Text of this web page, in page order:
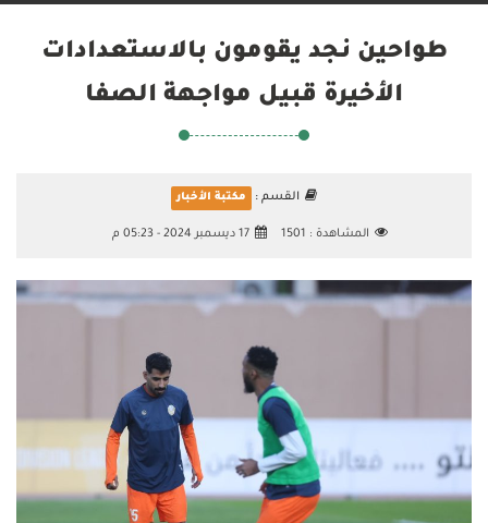
طواحين نجد يقومون بالاستعدادات
الأخيرة قبيل مواجهة الصفا
القسم : مكتبة الأخبار
المشاهدة : 1501 17 ديسمبر 2024 - 05:23 م